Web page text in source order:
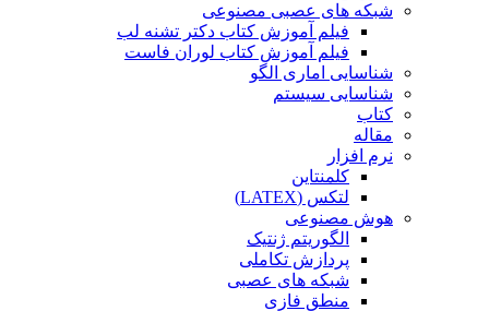
شبکه های عصبی مصنوعی
فیلم آموزش کتاب دکتر تشنه لب
فیلم آموزش کتاب لوران فاست
شناسایی اماری الگو
شناسایی سیستم
کتاب
مقاله
نرم افزار
کلمنتاین
لتکس (LATEX)
هوش مصنوعی
الگوریتم ژنتیک
پردازش تکاملی
شبکه های عصبی
منطق فازی